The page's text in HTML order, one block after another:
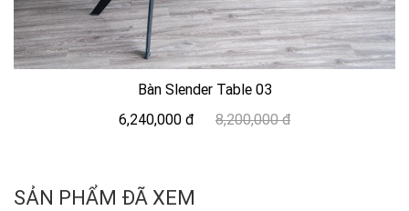
Bàn Slender Table 03
6,240,000 đ
8,200,000 đ
SẢN PHẨM ĐÃ XEM